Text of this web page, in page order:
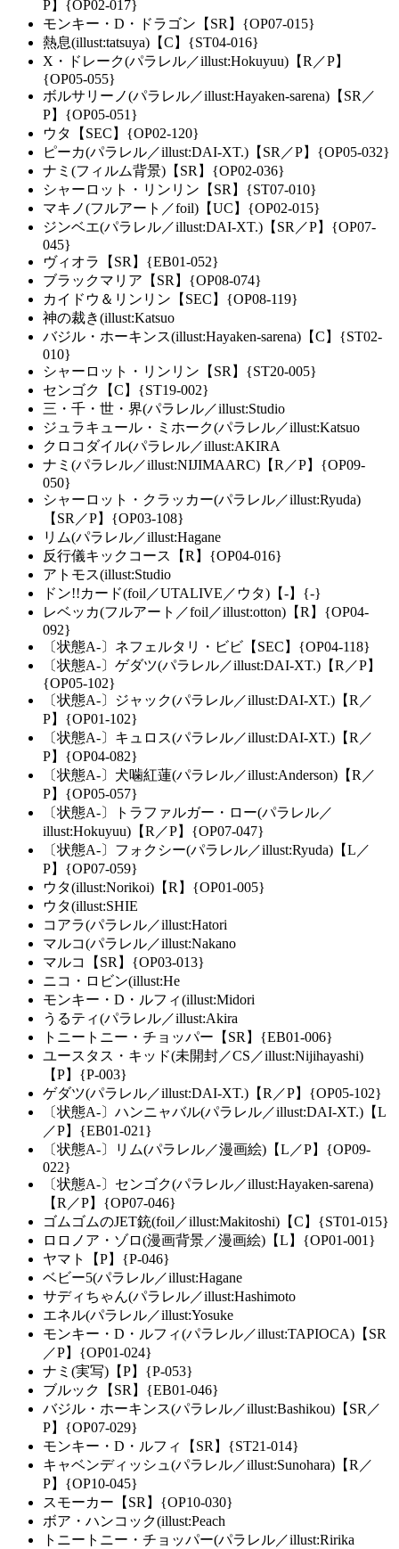
P】{OP02-017}
モンキー・D・ドラゴン【SR】{OP07-015}
熱息(illust:tatsuya)【C】{ST04-016}
X・ドレーク(パラレル／illust:Hokuyuu)【R／P】
{OP05-055}
ボルサリーノ(パラレル／illust:Hayaken-sarena)【SR／
P】{OP05-051}
ウタ【SEC】{OP02-120}
ピーカ(パラレル／illust:DAI-XT.)【SR／P】{OP05-032}
ナミ(フィルム背景)【SR】{OP02-036}
シャーロット・リンリン【SR】{ST07-010}
マキノ(フルアート／foil)【UC】{OP02-015}
ジンベエ(パラレル／illust:DAI-XT.)【SR／P】{OP07-
045}
ヴィオラ【SR】{EB01-052}
ブラックマリア【SR】{OP08-074}
カイドウ＆リンリン【SEC】{OP08-119}
神の裁き(illust:Katsuo
バジル・ホーキンス(illust:Hayaken-sarena)【C】{ST02-
010}
シャーロット・リンリン【SR】{ST20-005}
センゴク【C】{ST19-002}
三・千・世・界(パラレル／illust:Studio
ジュラキュール・ミホーク(パラレル／illust:Katsuo
クロコダイル(パラレル／illust:AKIRA
ナミ(パラレル／illust:NIJIMAARC)【R／P】{OP09-
050}
シャーロット・クラッカー(パラレル／illust:Ryuda)
【SR／P】{OP03-108}
リム(パラレル／illust:Hagane
反行儀キックコース【R】{OP04-016}
アトモス(illust:Studio
ドン!!カード(foil／UTALIVE／ウタ)【-】{-}
レベッカ(フルアート／foil／illust:otton)【R】{OP04-
092}
〔状態A-〕ネフェルタリ・ビビ【SEC】{OP04-118}
〔状態A-〕ゲダツ(パラレル／illust:DAI-XT.)【R／P】
{OP05-102}
〔状態A-〕ジャック(パラレル／illust:DAI-XT.)【R／
P】{OP01-102}
〔状態A-〕キュロス(パラレル／illust:DAI-XT.)【R／
P】{OP04-082}
〔状態A-〕犬噛紅蓮(パラレル／illust:Anderson)【R／
P】{OP05-057}
〔状態A-〕トラファルガー・ロー(パラレル／
illust:Hokuyuu)【R／P】{OP07-047}
〔状態A-〕フォクシー(パラレル／illust:Ryuda)【L／
P】{OP07-059}
ウタ(illust:Norikoi)【R】{OP01-005}
ウタ(illust:SHIE
コアラ(パラレル／illust:Hatori
マルコ(パラレル／illust:Nakano
マルコ【SR】{OP03-013}
ニコ・ロビン(illust:He
モンキー・D・ルフィ(illust:Midori
うるティ(パラレル／illust:Akira
トニートニー・チョッパー【SR】{EB01-006}
ユースタス・キッド(未開封／CS／illust:Nijihayashi)
【P】{P-003}
ゲダツ(パラレル／illust:DAI-XT.)【R／P】{OP05-102}
〔状態A-〕ハンニャバル(パラレル／illust:DAI-XT.)【L
／P】{EB01-021}
〔状態A-〕リム(パラレル／漫画絵)【L／P】{OP09-
022}
〔状態A-〕センゴク(パラレル／illust:Hayaken-sarena)
【R／P】{OP07-046}
ゴムゴムのJET銃(foil／illust:Makitoshi)【C】{ST01-015}
ロロノア・ゾロ(漫画背景／漫画絵)【L】{OP01-001}
ヤマト【P】{P-046}
ベビー5(パラレル／illust:Hagane
サディちゃん(パラレル／illust:Hashimoto
エネル(パラレル／illust:Yosuke
モンキー・D・ルフィ(パラレル／illust:TAPIOCA)【SR
／P】{OP01-024}
ナミ(実写)【P】{P-053}
ブルック【SR】{EB01-046}
バジル・ホーキンス(パラレル／illust:Bashikou)【SR／
P】{OP07-029}
モンキー・D・ルフィ【SR】{ST21-014}
キャベンディッシュ(パラレル／illust:Sunohara)【R／
P】{OP10-045}
スモーカー【SR】{OP10-030}
ボア・ハンコック(illust:Peach
トニートニー・チョッパー(パラレル／illust:Ririka